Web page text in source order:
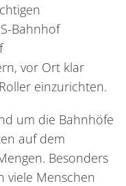
Bahnhof
vor Ort klar
einzurichten.
um die Bahnhöfe
auf dem
Besonders
viele Menschen